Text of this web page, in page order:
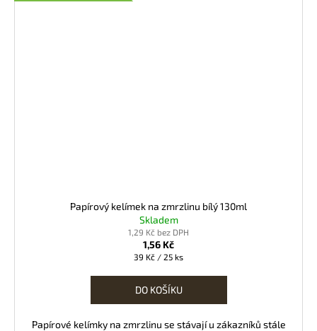
Papírový kelímek na zmrzlinu bílý 130ml
Skladem
1,29 Kč bez DPH
1,56 Kč
Měrná
39 Kč / 25 ks
DO KOŠÍKU
Papírové kelímky na zmrzlinu se stávají u zákazníků stále